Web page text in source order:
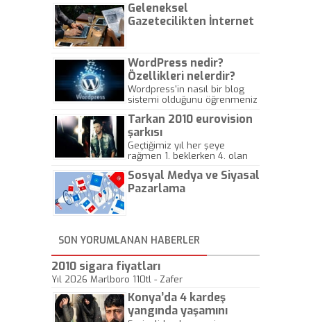
Geleneksel
Gazetecilikten İnternet
WordPress nedir?
Özellikleri nelerdir?
Wordpress'in nasıl bir blog
sistemi olduğunu öğrenmeniz
Tarkan 2010 eurovision
şarkısı
Geçtiğimiz yıl her şeye
rağmen 1. beklerken 4. olan
gösterisinin bu yarışmada
önemli olmadığını anlamıştır.
Sosyal Medya ve Siyasal
Pazarlama
SON YORUMLANAN HABERLER
2010 sigara fiyatları
Yıl 2026 Marlboro 110tl - Zafer
Konya’da 4 kardeş
yangında yaşamını